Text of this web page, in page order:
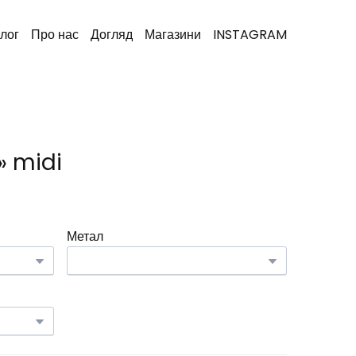
Про нас Догляд Магазини INSTAGRAM
midi
Метал